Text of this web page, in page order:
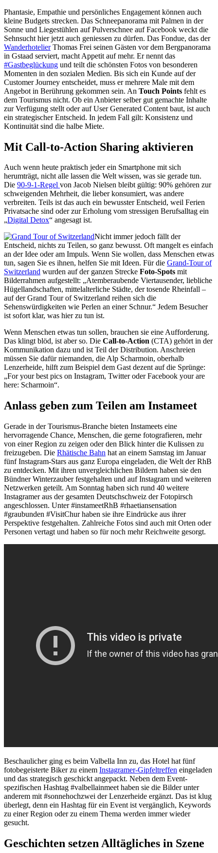
Phantasie, Empathie und persönliches Engagement können auch
kleine Budgets strecken. Das Schneepanorama mit Palmen in der
Sonne und Liegestühlen auf Pulverschnee auf Facebook weckt die
Sehnsucht hier jetzt auch geniessen zu dürfen. Das Fondue, das der
WanderhotelierThomas Frei seinen Gästen vor dem Bergpanorama
in Gstaad serviert, macht Appetit auf mehr. Er nennt das
#Gastbeglückung und teilt die schönsten Fotos von besonderen
Momenten in den sozialen Medien. Bis sich ein Kunde auf der
Customer Journey entscheidet, muss er mehrere Male mit dem
Angebot in Berührung gekommen sein. An Touch Points fehlt es
dem Tourismus nicht. Ob ein Anbieter selber gut gemachte Inhalte
zur Verfügung stellt oder auf User Generated Content baut, ist auch
ein strategischer Entscheid. In jedem Fall gilt: Konsistenz und
Kontinuität sind die halbe Miete.
Mit Call-to-Action Sharing aktivieren
Auch wenn heute praktisch jeder ein Smartphone mit sich
herumträgt, nicht alle lassen die Welt wissen, was sie gerade tun.
Die 90-9-1-Regel von Jacob Nielsen bleibt gültig: 90% gehören zur
schweigenden Mehrheit, die lieber konsumiert, was andere
verbreiten. Teils ist das auch ein bewusster Entscheid, weil Ferien
Privatsache sind oder zur Erholung vom stressigen Berufsalltag ein
„Digital Detox“ angesagt ist.
Nicht immer jedoch fällt der
Entscheid, nichts zu Teilen, so ganz bewusst. Oft mangelt es einfach
an der Idee oder am Impuls. Wenn Sie wollen, dass Menschen etwas
tun, sagen Sie es ihnen, helfen Sie mit Ideen. Für die Grand-Tour of
Switzerland wurden auf der ganzen Strecke Foto-Spots mit
Bilderrahmen aufgestellt: „Atemberaubende Viertausender, liebliche
Hügellandschaften, mittelalterliche Städte, der tosende Rheinfall –
auf der Grand Tour of Switzerland reihen sich die
Sehenswürdigkeiten wie Perlen an einer Schnur.“ Jedem Besucher
ist sofort klar, was hier zu tun ist.
Wenn Menschen etwas tun sollen, brauchen sie eine Aufforderung.
Das klingt blöd, ist aber so. Die Call-to-Action (CTA) gehört in der
Kommunikation dazu und ist Teil der Distribution. Anschreien
müssen Sie dafür niemanden, die Alp Scharmoin, oberhalb
Lenzerheide, hilft zum Beispiel dem Gast dezent auf die Sprünge:
„For your best pics on Instagram, Twitter oder Facebook your are
here: Scharmoin“.
Anlass geben zum Teilen am Instameet
Gerade in der Tourismus-Branche bieten Instameets eine
hervorragende Chance, Menschen, die gerne fotografieren, mehr
von einer Region zu zeigen oder den Blick hinter die Kulissen zu
freizugeben. Die Rhätische Bahn hat an einem Samstag im Januar
fünf Instagram-Stars aus ganz Europa eingeladen, die Welt der RhB
zu entdecken. Mit ihren unvergleichlichen Bildern haben sie den
Bündner Winterzauber festgehalten und auf Instagram und weiteren
Netzwerken geteilt. Am Sonntag haben sich rund 40 weitere
Instagramer aus der gesamten Deutschschweiz der Fotopirsch
angeschlossen. Unter #instameetRhB #rhaetiansensation
#graubunden #VisitChur haben sie ihre Eindrücke aus ihrer
Perspektive festgehalten. Zahlreiche Fotos sind auch mit Orten oder
Personen vertagt und haben so für noch mehr Reichweite gesorgt.
Beschaulicher ging es beim Valbella Inn zu, das Hotel hat fünf
fotobegeisterte Biker zu einem Instagramer-Gipfeltreffen eingeladen
und das strategisch geschickt angepackt. Neben dem Event-
spezifischen Hashtag #valbellainmeet haben sie die Bilder unter
anderem mit #sonnehochzwei der Lenzerheide ergänzt. Das ist klug
überlegt, denn ein Hashtag für ein Event ist vergänglich, Keywords
zu einer Region oder zu einem Thema werden immer wieder
gesucht.
Geschichten setzen Alltägliches in Szene